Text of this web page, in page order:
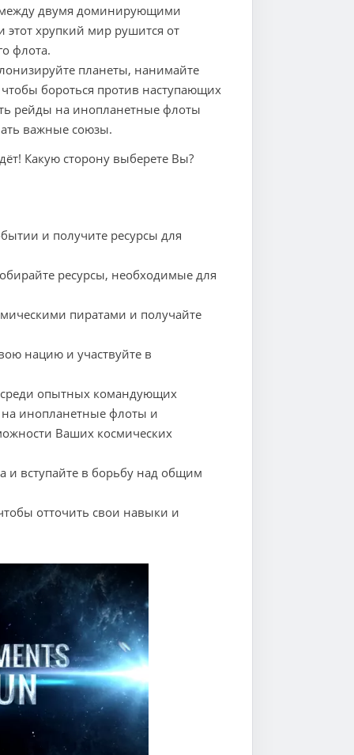
между двумя доминирующими
хрупкий мир рушится от
флота.
планеты, нанимайте
бороться против наступающих
рейды на инопланетные флоты
важные союзы.
Какую сторону выберете Вы?
и получите ресурсы для
ресурсы, необходимые для
пиратами и получайте
нацию и участвуйте в
опытных командующих
инопланетные флоты и
Ваших космических
и вступайте в борьбу над общим
отточить свои навыки и